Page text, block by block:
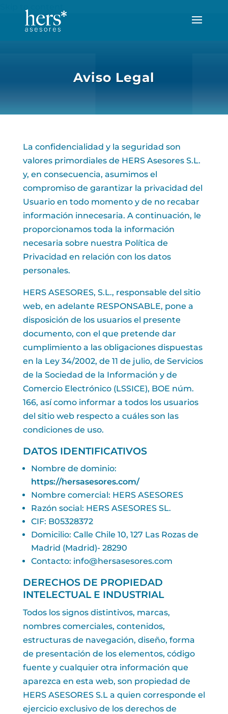
Skip to content
Aviso Legal
La confidencialidad y la seguridad son
valores primordiales de HERS Asesores S.L.
y, en consecuencia, asumimos el
compromiso de garantizar la privacidad del
Usuario en todo momento y de no recabar
información innecesaria. A continuación, le
proporcionamos toda la información
necesaria sobre nuestra Política de
Privacidad en relación con los datos
personales.
HERS ASESORES, S.L., responsable del sitio
web, en adelante RESPONSABLE, pone a
disposición de los usuarios el presente
documento, con el que pretende dar
cumplimiento a las obligaciones dispuestas
en la Ley 34/2002, de 11 de julio, de Servicios
de la Sociedad de la Información y de
Comercio Electrónico (LSSICE), BOE núm.
166, así como informar a todos los usuarios
del sitio web respecto a cuáles son las
condiciones de uso.
DATOS IDENTIFICATIVOS
Nombre de dominio:
https://hersasesores.com/
Nombre comercial: HERS ASESORES
Razón social: HERS ASESORES SL.
CIF: B05328372
Domicilio: Calle Chile 10, 127 Las Rozas de
Madrid (Madrid)- 28290
Contacto: info@hersasesores.com
DERECHOS DE PROPIEDAD
INTELECTUAL E INDUSTRIAL
Todos los signos distintivos, marcas,
nombres comerciales, contenidos,
estructuras de navegación, diseño, forma
de presentación de los elementos, código
fuente y cualquier otra información que
aparezca en esta web, son propiedad de
HERS ASESORES S.L a quien corresponde el
ejercicio exclusivo de los derechos de